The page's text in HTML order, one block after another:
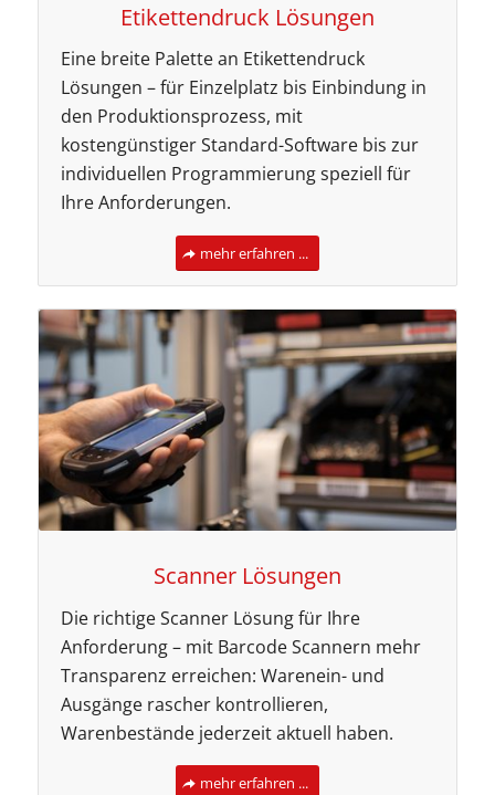
Etikettendruck Lösungen
Eine breite Palette an Etikettendruck
Lösungen – für Einzelplatz bis Einbindung in
den Produktionsprozess, mit
kostengünstiger Standard-Software bis zur
individuellen Programmierung speziell für
Ihre Anforderungen.
mehr erfahren ...
Scanner Lösungen
Die richtige Scanner Lösung für Ihre
Anforderung – mit Barcode Scannern mehr
Transparenz erreichen: Warenein- und
Ausgänge rascher kontrollieren,
Warenbestände jederzeit aktuell haben.
mehr erfahren ...